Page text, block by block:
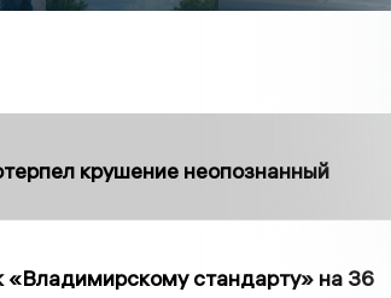
крушение неопознанный
стандарту» на 36